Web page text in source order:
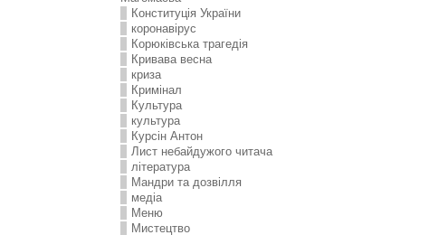
Конституція України
коронавірус
Корюківська трагедія
Кривава весна
криза
Кримінал
Культура
культура
Курсін Антон
Лист небайдужого читача
література
Мандри та дозвілля
медіа
Меню
Мистецтво